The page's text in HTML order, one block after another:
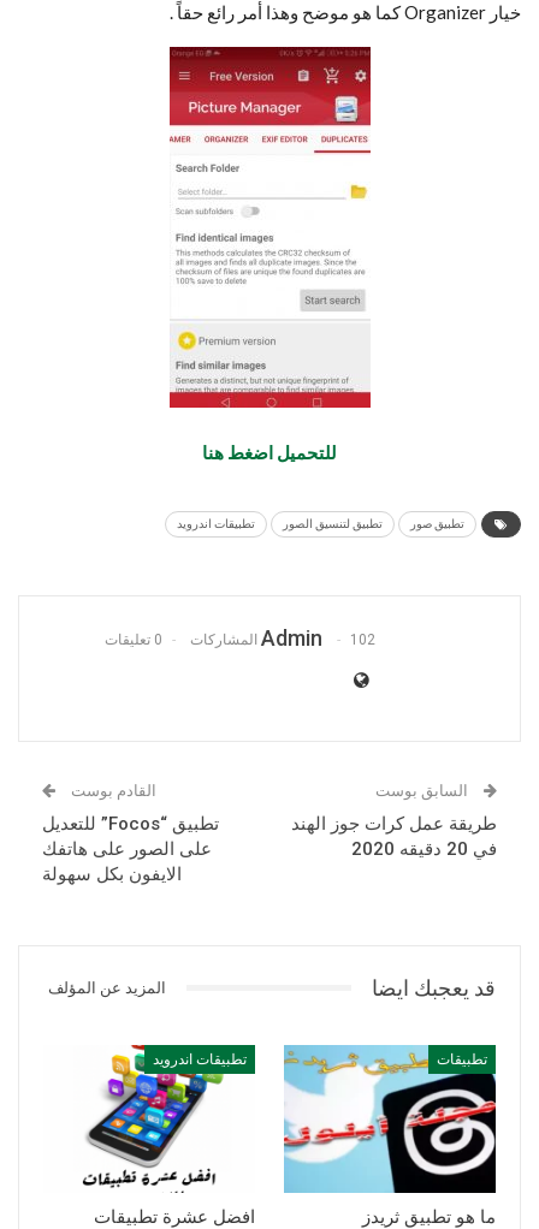
خيار Organizer كما هو موضح وهذا أمر رائع حقاً .
للتحميل اضغط هنا
تطبيق صور تطبيق لتنسيق الصور تطبيقات اندرويد
Admin 102 المشاركات 0 تعليقات
السابق بوست
طريقة عمل كرات جوز الهند
في 20 دقيقه 2020
القادم بوست
تطبيق “Focos” للتعديل
على الصور على هاتفك
الايفون بكل سهولة
قد يعجبك ايضا المزيد عن المؤلف
تطبيقات
ما هو تطبيق ثريدز
تطبيقات اندرويد
افضل عشرة تطبيقات